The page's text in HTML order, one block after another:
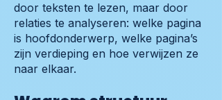
door teksten te lezen, maar door
relaties te analyseren: welke pagina
is hoofdonderwerp, welke pagina’s
zijn verdieping en hoe verwijzen ze
naar elkaar.